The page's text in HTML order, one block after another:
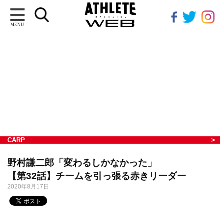
MENU
CARP
野村謙二郎「変わるしかなかった」
【第32話】チームを引っ張る赤きリーダー
2020年8月17日